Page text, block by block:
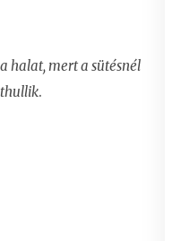
halat, mert a sütésnél
.